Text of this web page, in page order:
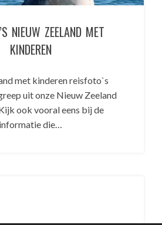
NIEUW ZEELAND MET
KINDEREN
met kinderen reisfoto`s
uit onze Nieuw Zeeland
ook vooral eens bij de
informatie die…